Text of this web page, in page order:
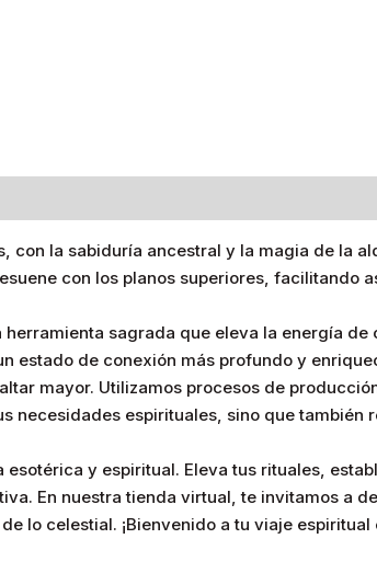
con la sabiduría ancestral y la magia de la
con los planos superiores, facilitando
sagrada que eleva la energía de
estado de conexión más profundo y
mayor. Utilizamos procesos de
necesidades espirituales, sino que también
y espiritual. Eleva tus rituales,
En nuestra tienda virtual, te invitamos a
lo celestial. ¡Bienvenido a tu viaje espiritual